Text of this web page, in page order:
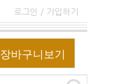
로그인 / 가입하기
장바구니보기